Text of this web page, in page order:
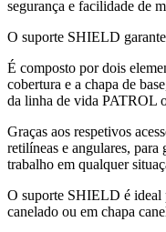
segurança e facilidade de
O suporte SHIELD
É composto por dois
cobertura e a chapa de
da linha de vida PATROL
Graças aos respetivos
retilíneas e angulares, para
trabalho em qualquer
O suporte SHIELD é ideal
canelado ou em chapa